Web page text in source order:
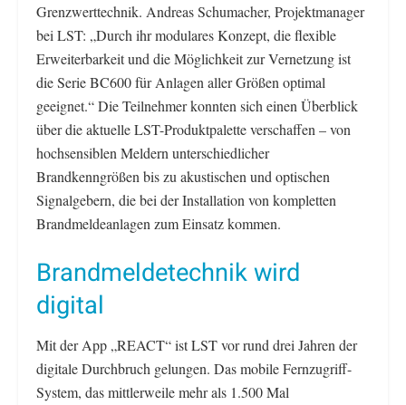
Grenzwerttechnik. Andreas Schumacher, Projektmanager
bei LST: „Durch ihr modulares Konzept, die flexible
Erweiterbarkeit und die Möglichkeit zur Vernetzung ist
die Serie BC600 für Anlagen aller Größen optimal
geeignet.“ Die Teilnehmer konnten sich einen Überblick
über die aktuelle LST-Produktpalette verschaffen – von
hochsensiblen Meldern unterschiedlicher
Brandkenngrößen bis zu akustischen und optischen
Signalgebern, die bei der Installation von kompletten
Brandmeldeanlagen zum Einsatz kommen.
Brandmeldetechnik wird
digital
Mit der App „REACT“ ist LST vor rund drei Jahren der
digitale Durchbruch gelungen. Das mobile Fernzugriff-
System, das mittlerweile mehr als 1.500 Mal